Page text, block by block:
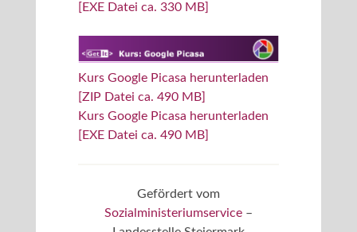
[EXE Datei ca. 330 MB]
Kurs Google Picasa herunterladen
[ZIP Datei ca. 490 MB]
Kurs Google Picasa herunterladen
[EXE Datei ca. 490 MB]
Gefördert vom
Sozialministeriumservice–